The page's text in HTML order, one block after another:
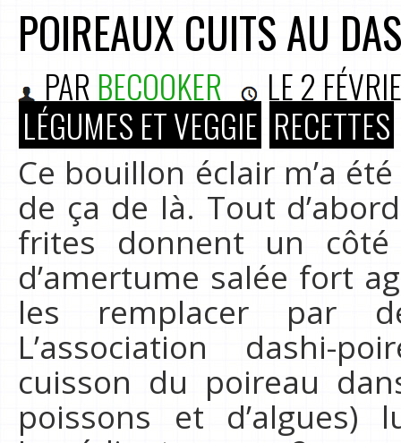
POIREAUX CUITS AU
PAR BECOOKER LE2
LÉGUMES ET VEGGIE RECETTES
Ce bouillon éclair m’a
de ça de là. Tout
frites donnent un
d’amertume salée fort
les remplacer par
L’association dashi-
cuisson du poireau
poissons et